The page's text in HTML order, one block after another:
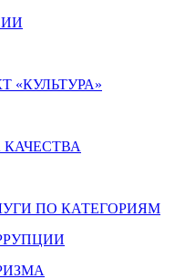
ПО КАТЕГОРИЯМ